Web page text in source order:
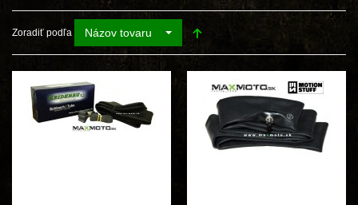
Zoradiť podľa Názov tovaru